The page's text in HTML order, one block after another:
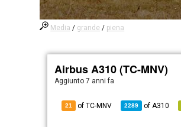
Media / grande / piena
Airbus A310 (TC-MNV)
Aggiunto7 anni fa
21 of TC-MNV 2289 ofA310